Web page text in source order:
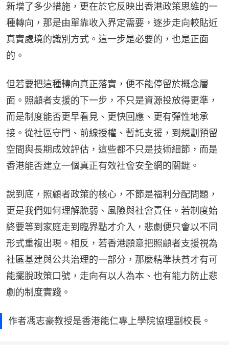
新增了多少措施，更在於它反映出香港政策思維的一
種轉向，那是由單靠收入界定需要，逐步走向較貼近
真實處境的識別方式。這一步是必要的，也是正面
的。
但若要把這種轉向真正落實，便不能停留於概念層
面。照顧者支援的下一步，不只是資源投放得更準，
而是制度能否更早看見、更快回應、更有彈性地承
接。從社區守門、前線授權、暫託支援，到規劃預留
空間與長期成效評估，這些都不只是技術細節，而是
香港能否建立一個真正有效社會安全網的關鍵。
說到底，照顧者政策的核心，不節是福利分配問題，
更是我們如何理解脆弱、風險與社會責任。若制度始
終要等到家庭走到臨界點才介入，悲劇便只會以不同
形式重複出現。相反，若香港願意把照顧者支援視為
社區基建與公共治理的一部分，那麼精準扶貧才有可
能擺脫政策口號，走向有以人為本、也有能力防止悲
劇的制度實踐。
作者馮志豪教授是香港能仁專上學院協理副校長。